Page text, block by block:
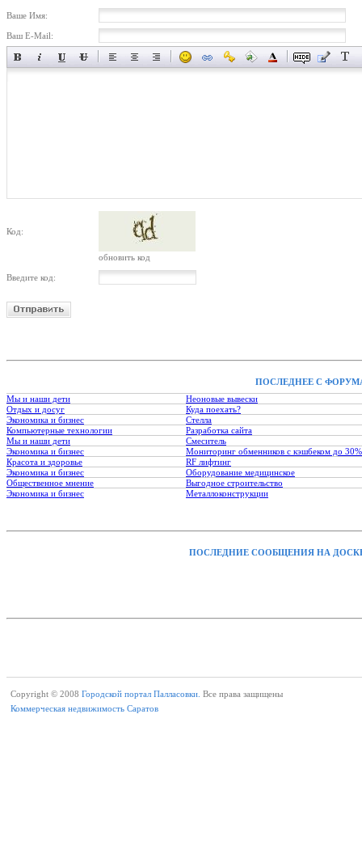
Ваше Имя:
Ваш E-Mail:
Код:
обновить код
Введите код:
ПОСЛЕДНЕЕ С
Мы и наши дети
Неоновые вывески
Отдых и досуг
Куда поехать?
Экономика и бизнес
Стелла
Компьютерные технологии
Разработка сайта
Мы и наши дети
Смеситель
Экономика и бизнес
Мониторинг обменников с кэшбеком до 30%
Красота и здоровье
RF лифтинг
Экономика и бизнес
Оборудование медицинское
Общественное мнение
Выгодное строительство
Экономика и бизнес
Металлоконструкции
ПОСЛЕДНИЕ СООБЩЕНИЯ НА
Copyright © 2008 Городской портал Палласовки. Все права защищены
Коммерческая недвижимость Саратов